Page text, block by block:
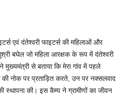
एवं दंतेश्वरी फाइटर्स की महिलाओं और
बघेल जो महिला आरक्षक के रूप में दंतेश्वरी
से बताया कि मेरा गांव में पहले
नोक पर प्रताड़ित करते, उन पर नक्सलवाद
की। इस कैम्प ने ग्रामीणों का जीवन